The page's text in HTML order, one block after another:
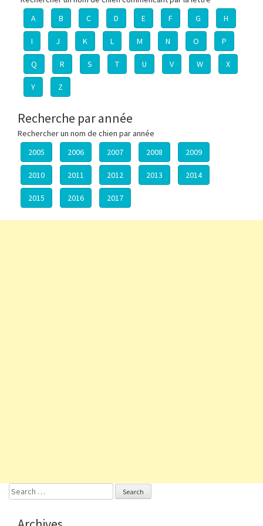
A
B C D E F G H
I J K L M N O P
Q R S T U V W X
Y Z
Recherche par année
Rechercher un nom de chien par année
2005
2006 2007 2008 2009
2010 2011 2012 2013 2014
2015 2016 2017
Search